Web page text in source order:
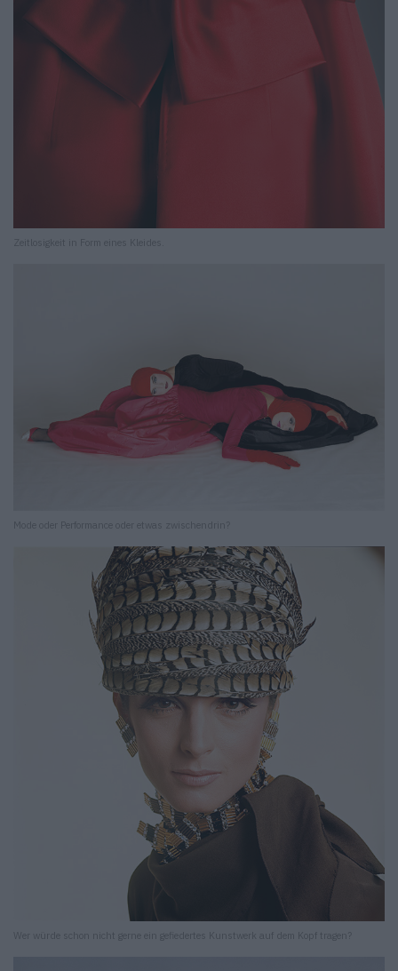
Zeitlosigkeit in Form eines Kleides.
Mode oder Performance oder etwas zwischendrin?
Wer würde schon nicht gerne ein gefiedertes Kunstwerk auf dem Kopf tragen?